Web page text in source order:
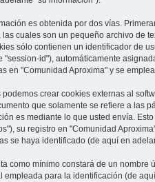
es obtenida por dos vías.
las cuales son un pequeño archivo de
sólo contienen un identificador de
"session-id"), automáticamente
en "Comunidad Aproxima" y se
podemos crear cookies externas al
que solamente se refiere a las
es mediante lo que usted envía.
su registro en "Comunidad
se haya identificado (de aquí en
como mínimo constará de un
empleada para la identificación (de